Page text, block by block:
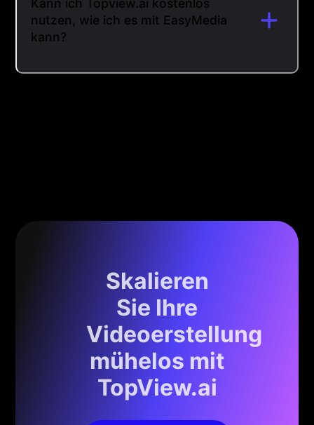
Kann ich Topview.ai kostenlos
nutzen, wie ich es mit EasyMedia
kann?
Skalieren
Sie Ihre
Videoerstellung
mühelos mit
TopView.ai